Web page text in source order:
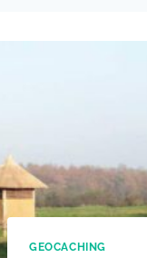
GEOCACHING